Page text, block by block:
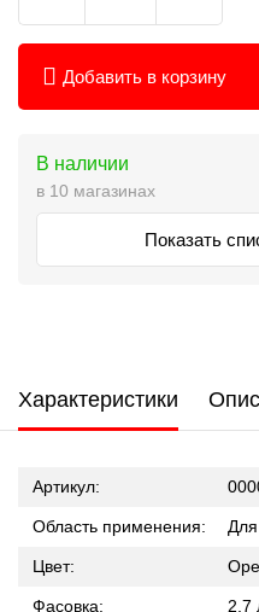
Добавить в корзину
В наличии
в 10 магазинах
Показать
Характеристики
Артикул:
Область применения:
Цвет:
Фасовка: 2,7